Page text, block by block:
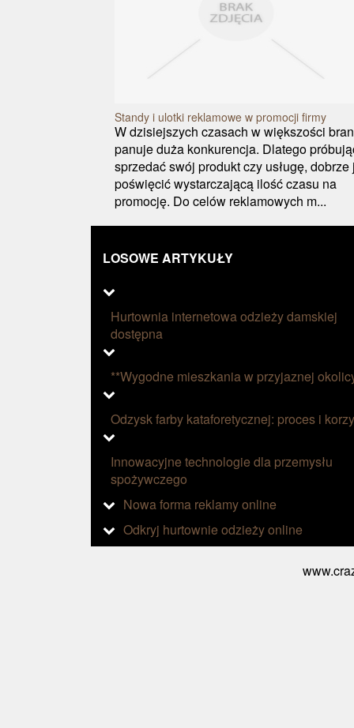
Standy i ulotki reklamowe w promocji firmy
W dzisiejszych czasach w większości
panuje duża konkurencja. Dlatego
sprzedać swój produkt czy usługę, dobrze
poświęcić wystarczającą ilość czasu na
promocję. Do celów reklamowych m...
LOSOWE ARTYKUŁY
Hurtownia internetowa odzieży damskiej
dostępna
**Wygodne mieszkania w przyjaznej
Odzysk farby kataforetycznej: proces i
Innowacyjne technologie dla przemysłu
spożywczego
Nowa forma reklamy online
Odkryj hurtownie odzieży online